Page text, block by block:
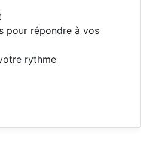
pour répondre à vos
rythme